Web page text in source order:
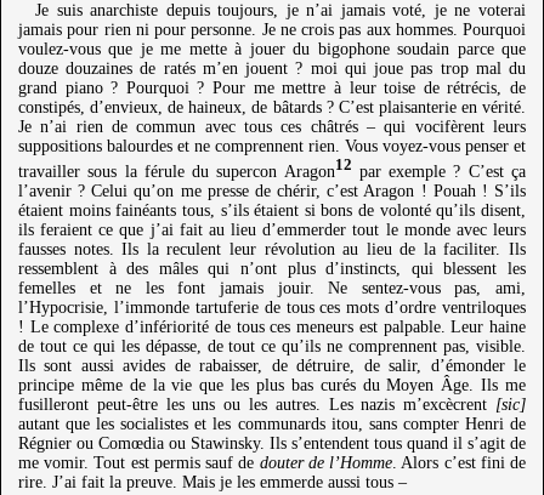
Je suis anarchiste depuis toujours, je n’ai jamais voté, je ne voterai
jamais pour rien ni pour personne. Je ne crois pas aux hommes. Pourquoi
voulez-vous que je me mette à jouer du bigophone soudain parce que
douze douzaines de ratés m’en jouent ? moi qui joue pas trop mal du
grand piano ? Pourquoi ? Pour me mettre à leur toise de rétrécis, de
constipés, d’envieux, de haineux, de bâtards ? C’est plaisanterie en vérité.
Je n’ai rien de commun avec tous ces châtrés – qui vocifèrent leurs
suppositions balourdes et ne comprennent rien. Vous voyez-vous penser et
travailler sous la férule du supercon Aragon12 par exemple ? C’est ça
l’avenir ? Celui qu’on me presse de chérir, c’est Aragon ! Pouah ! S’ils
étaient moins fainéants tous, s’ils étaient si bons de volonté qu’ils disent,
ils feraient ce que j’ai fait au lieu d’emmerder tout le monde avec leurs
fausses notes. Ils la reculent leur révolution au lieu de la faciliter. Ils
ressemblent à des mâles qui n’ont plus d’instincts, qui blessent les
femelles et ne les font jamais jouir. Ne sentez-vous pas, ami,
l’Hypocrisie, l’immonde tartuferie de tous ces mots d’ordre ventriloques
! Le complexe d’infériorité de tous ces meneurs est palpable. Leur haine
de tout ce qui les dépasse, de tout ce qu’ils ne comprennent pas, visible.
Ils sont aussi avides de rabaisser, de détruire, de salir, d’émonder le
principe même de la vie que les plus bas curés du Moyen Âge. Ils me
fusilleront peut-être les uns ou les autres. Les nazis m’excècrent [sic]
autant que les socialistes et les communards itou, sans compter Henri de
Régnier ou Comœdia ou Stawinsky. Ils s’entendent tous quand il s’agit de
me vomir. Tout est permis sauf de douter de l’Homme . Alors c’est fini de
rire. J’ai fait la preuve. Mais je les emmerde aussi tous –